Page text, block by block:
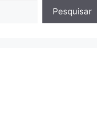
Pesquisar